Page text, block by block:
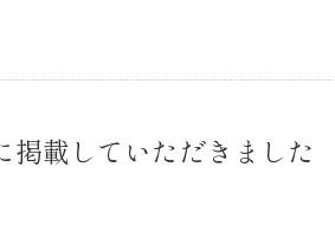
載していただきました